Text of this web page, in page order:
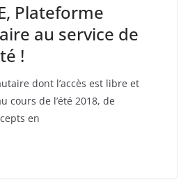
Plateforme
au service de
!
dont l’accès est libre et
cours de l’été 2018, de
en